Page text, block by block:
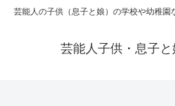
芸能人の子供（息子と娘）の学校や幼稚園
芸能人子供・息子